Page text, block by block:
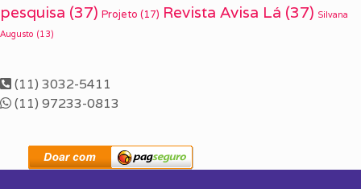
pesquisa (37) Projeto (17) Revista Avisa Lá (37) Silvana
Augusto (13)
(11) 3032-5411
(11) 97233-0813